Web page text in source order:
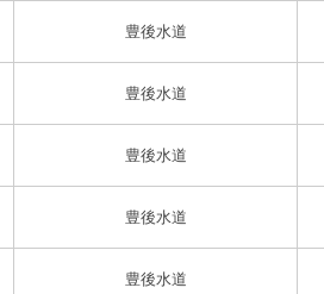
豊後水道
豊後水道
豊後水道
豊後水道
豊後水道